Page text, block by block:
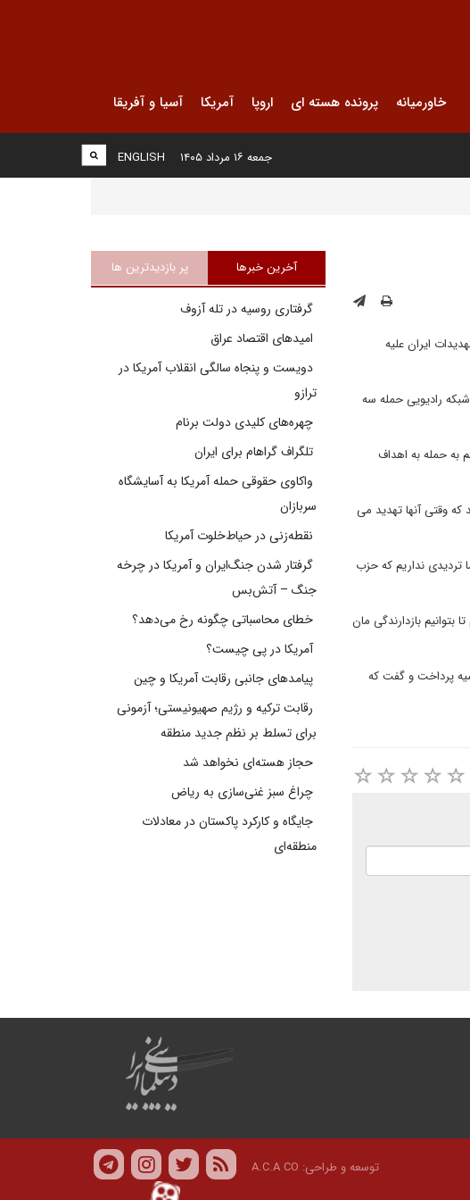
خاورمیانه پرونده هسته ای اروپا آمریکا آسیا و آفریقا
ENGLISH جمعه ۱۶ مرداد ۱۴۰۵
ایران علیه
رادیویی حمله سه
به حمله به اهداف
که وقتی آنها تهدید می
تردیدی نداریم که حزب
بازدارندگی مان
پرداخت و گفت که
آخرین خبرها پر بازدیدترین ها
گرفتاری روسیه در تله آزوف
امیدهای اقتصاد عراق
دویست و پنجاه سالگی انقلاب آمریکا در
ترازو
چهره‌های کلیدی دولت برنام
تلگراف گراهام برای ایران
واکاوی حقوقی حمله آمریکا به آسایشگاه
سربازان
نقطه‌زنی در حیاط‌خلوت آمریکا
گرفتار شدن جنگ‌ایران و آمریکا در چرخه
جنگ – آتش‌بس
خطای محاسباتی چگونه رخ می‌دهد؟
آمریکا در پی چیست؟
پیامدهای جانبی رقابت آمریکا و چین
رقابت ترکیه و رژیم صهیونیستی؛ آزمونی
برای تسلط بر نظم جدید منطقه
حجاز هسته‌ای نخواهد شد
چراغ سبز غنی‌سازی به ریاض
جایگاه و کارکرد پاکستان در معادلات
منطقه‌ای
توسعه و طراحی: A.C.A CO